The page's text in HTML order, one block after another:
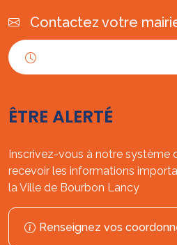
Contactez votre
ÊTRE ALERTÉ
Inscrivez-vous à notre système
recevoir les informations
la Ville de Bourbon Lancy
Renseignez vos